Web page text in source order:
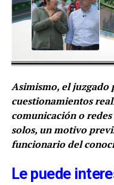
Asimismo, el juzgado
cuestionamientos
comunicación o
solos, un motivo
funcionario del
Le puede